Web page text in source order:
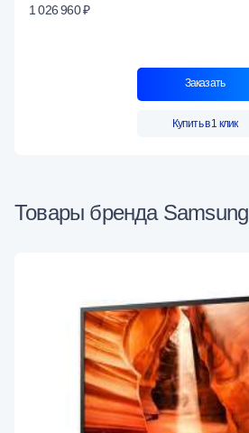
1 026 960 ₽
Заказать
Купить в 1 клик
Товары бренда Samsung